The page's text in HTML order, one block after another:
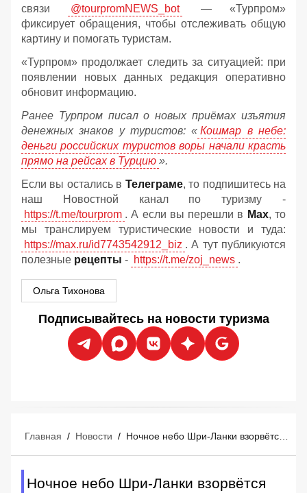
связи
@tourpromNEWS_bot
— «Турпром»
фиксирует обращения, чтобы отслеживать общую
картину и помогать туристам.
«Турпром» продолжает следить за ситуацией: при
появлении новых данных редакция оперативно
обновит информацию.
Ранее Турпром писал о новых приёмах изъятия
денежных знаков у туристов: « Кошмар в небе:
деньги российских туристов воры начали красть
прямо на рейсах в Турцию ».
Если вы остались в Телеграме, то подпишитесь на
наш Новостной канал по туризму -
https://t.me/tourprom . А если вы перешли в Мах, то
мы транслируем туристические новости и туда:
https://max.ru/id7743542912_biz . А тут публикуются
полезные рецепты - https://t.me/zoj_news .
Ольга Тихонова
Подписывайтесь на новости туризма
Главная / Новости /
Ночное небо Шри-Ланки взорвётся